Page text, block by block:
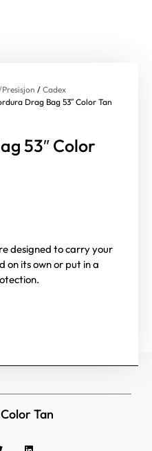
/ Cadex
Drag Bag 53″ Color Tan
53″ Color
designed to carry your
on its own or put in a
Tan